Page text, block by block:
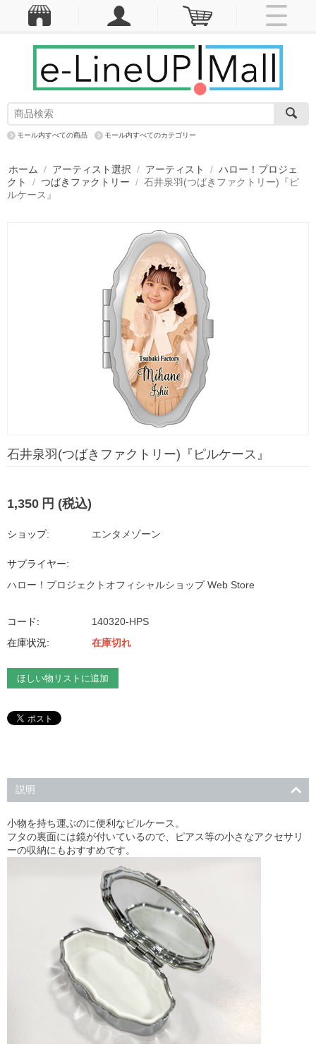
モール内すべての商品 モール内すべてのカテゴリー
ホーム / アーティスト選択 / アーティスト / ハロー！プロジェ
クト
/ つばきファクトリー / 石井泉羽(つばきファクトリー)『ピ
ルケース』
石井泉羽(つばきファクトリー)『ピルケース』
1,350 円 (税込)
ショップ: エンタメゾーン
サプライヤー:
ハロー！プロジェクトオフィシャルショップ Web Store
コード:
140320-HPS
在庫状況:
在庫切れ
ほしい物リストに追加
説明
小物を持ち運ぶのに便利なピルケース。
フタの裏面には鏡が付いているので、ピアス等の小さなアクセサリ
ーの収納にもおすすめです。